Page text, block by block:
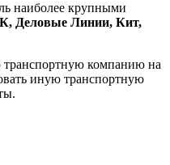
наиболее крупными
Деловые Линии, Кит,
компанию на
иную транспортную